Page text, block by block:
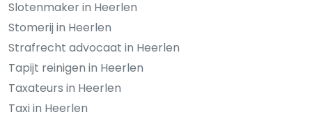
Slotenmaker in Heerlen
Stomerij in Heerlen
Strafrecht advocaat in Heerlen
Tapijt reinigen in Heerlen
Taxateurs in Heerlen
Taxi in Heerlen